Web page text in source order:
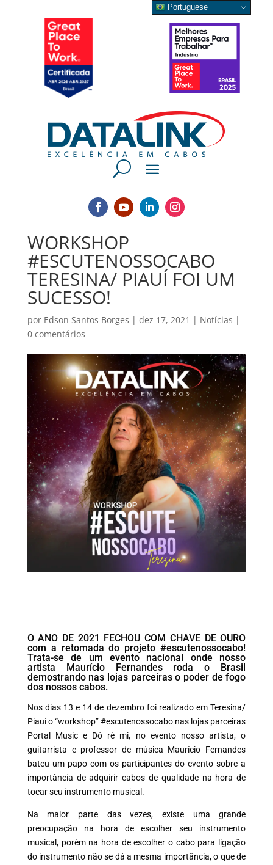
WORKSHOP
#ESCUTENOSSOCABO
TERESINA/ PIAUÍ FOI UM
SUCESSO!
por Edson Santos Borges | dez 17, 2021 | Notícias |
0 comentários
O ANO DE 2021 FECHOU COM CHAVE DE OURO
com a retomada do projeto #escutenossocabo!
Trata-se de um evento nacional onde nosso
artista Maurício Fernandes roda o Brasil
demostrando nas lojas parceiras o poder de fogo
dos nossos cabos.
Nos dias 13 e 14 de dezembro foi realizado em Teresina/
Piauí o “workshop” #escutenossocabo nas lojas parceiras
Portal Music e Dó ré mi, no evento nosso artista, o
guitarrista e professor de música Maurício Fernandes
bateu um papo com os participantes do evento sobre a
importância de adquirir cabos de qualidade na hora de
tocar seu instrumento musical.
Na maior parte das vezes, existe uma grande
preocupação na hora de escolher seu instrumento
musical, porém na hora de escolher o cabo para ligação
do instrumento não se dá a mesma importância, o que de
Portuguese